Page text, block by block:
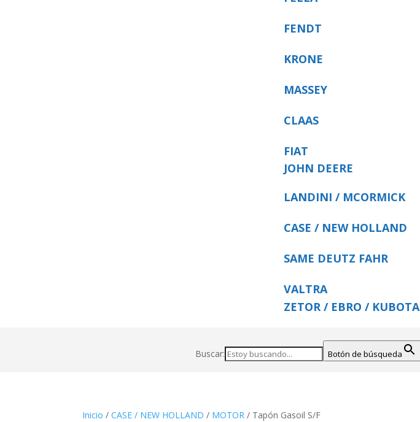
FENDT
KRONE
MASSEY
CLAAS
FIAT
JOHN DEERE
LANDINI / MCORMICK
CASE / NEW HOLLAND
SAME DEUTZ FAHR
VALTRA
ZETOR / EBRO / KUBOTA
Buscar: Botón de búsqueda
Inicio /CASE / NEW HOLLAND / MOTOR / Tapón Gasoil S/F